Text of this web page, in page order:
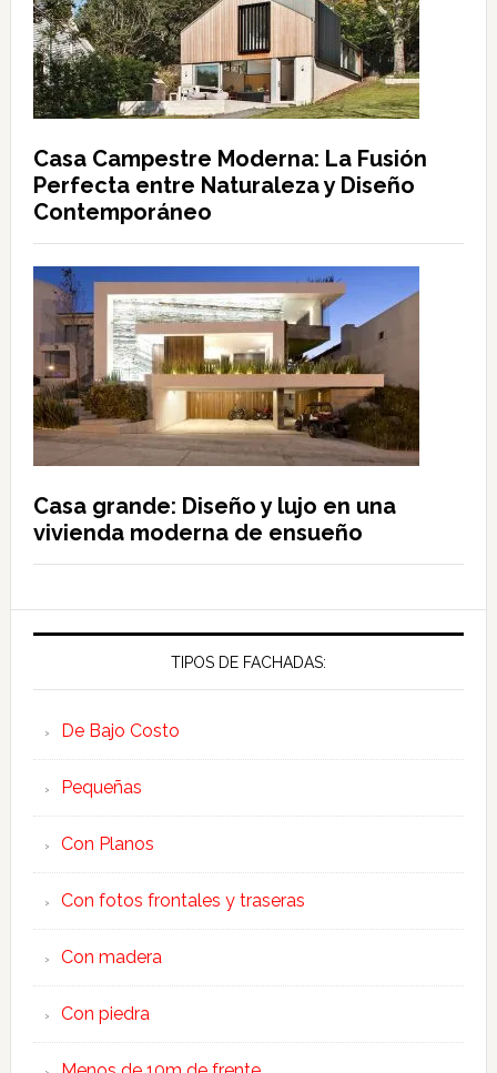
Casa Campestre Moderna: La Fusión
Perfecta entre Naturaleza y Diseño
Contemporáneo
Casa grande: Diseño y lujo en una
vivienda moderna de ensueño
TIPOS DE FACHADAS:
De Bajo Costo
Pequeñas
Con Planos
Con fotos frontales y traseras
Con madera
Con piedra